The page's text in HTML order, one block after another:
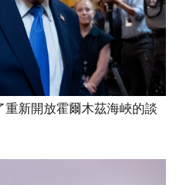
新開放霍爾木茲海峽的談